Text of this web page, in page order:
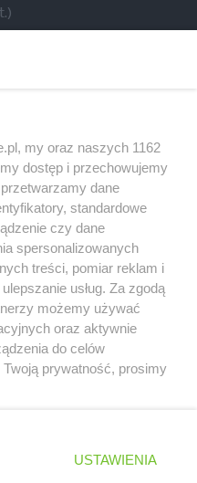
względem
skalę problemów z
cztery duże
roku
© 2004 - 2026 GPmedia
Kopiowanie treści bez
zgody autorów zabronione.
przedsiębiorstw Formula
używa plików
w urządzeniach
z serwisu, w celu
poprawy jakości
naszej polityce
my oraz naszych 1162
dostęp i przechowujemy
dane
standardowe
czy dane
spersonalizowanych
treści, pomiar reklam i
usług. Za zgodą
możemy używać
oraz aktywnie
do celów
prywatność, prosimy
dolnym rogu strony
danych nie wymagają
USTAWIENIA